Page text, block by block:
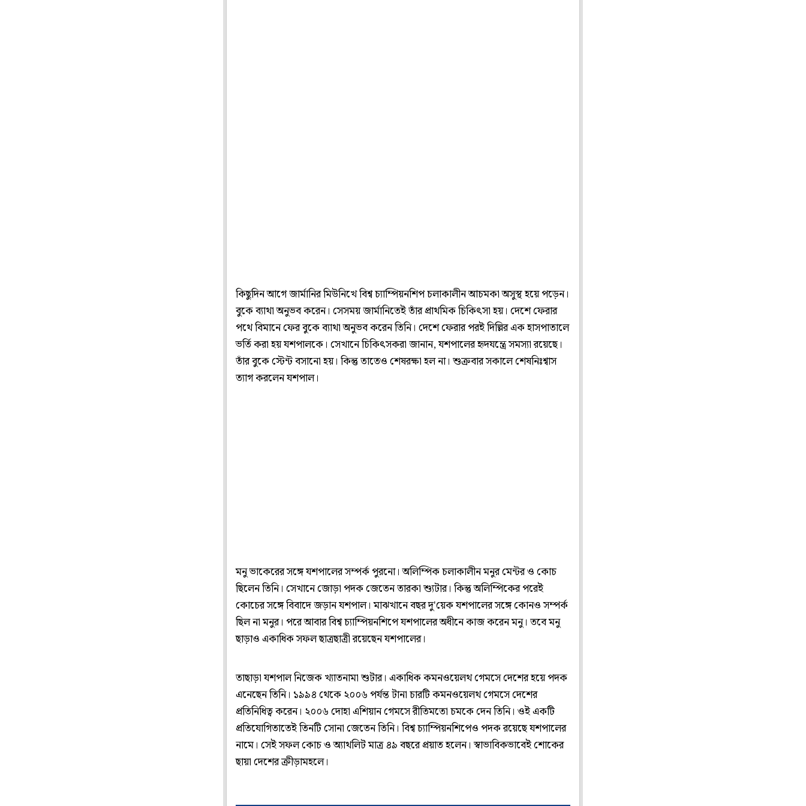
কিছুদিন আগে জার্মানির মিউনিখে বিশ্ব চ্যাম্পিয়নশিপ চলাকালীন আচমকা অসুস্থ হয়ে পড়েন।
বুকে ব্যাথা অনুভব করেন। সেসময় জার্মানিতেই তাঁর প্রাথমিক চিকিৎসা হয়। দেশে ফেরার
পথে বিমানে ফের বুকে ব্যাথা অনুভব করেন তিনি। দেশে ফেরার পরই দিল্লির এক হাসপাতালে
ভর্তি করা হয় যশপালকে। সেখানে চিকিৎসকরা জানান, যশপালের হৃদযন্ত্রে সমস্যা রয়েছে।
তাঁর বুকে স্টেন্ট বসানো হয়। কিন্তু তাতেও শেষরক্ষা হল না। শুক্রবার সকালে শেষনিঃশ্বাস
ত্যাগ করলেন যশপাল।
মনু ভাকেরের সঙ্গে যশপালের সম্পর্ক পুরনো। অলিম্পিক চলাকালীন মনুর মেন্টর ও কোচ
ছিলেন তিনি। সেখানে জোড়া পদক জেতেন তারকা শ্যুটার। কিন্তু অলিম্পিকের পরেই
কোচের সঙ্গে বিবাদে জড়ান যশপাল। মাঝখানে বছর দু'য়েক যশপালের সঙ্গে কোনও সম্পর্ক
ছিল না মনুর। পরে আবার বিশ্ব চ্যাম্পিয়নশিপে যশপালের অধীনে কাজ করেন মনু। তবে মনু
ছাড়াও একাধিক সফল ছাত্রছাত্রী রয়েছেন যশপালের।
তাছাড়া যশপাল নিজেক খ্যাতনামা শুটার। একাধিক কমনওয়েলথ গেমসে দেশের হয়ে পদক
এনেছেন তিনি। ১৯৯৪ থেকে ২০০৬ পর্যন্ত টানা চারটি কমনওয়েলথ গেমসে দেশের
প্রতিনিধিত্ব করেন। ২০০৬ দোহা এশিয়ান গেমসে রীতিমতো চমকে দেন তিনি। ওই একটি
প্রতিযোগিতাতেই তিনটি সোনা জেতেন তিনি। বিশ্ব চ্যাম্পিয়নশিপেও পদক রয়েছে যশপালের
নামে। সেই সফল কোচ ও অ্যাথলিট মাত্র ৪৯ বছরে প্রয়াত হলেন। স্বাভাবিকভাবেই শোকের
ছায়া দেশের ক্রীড়ামহলে।